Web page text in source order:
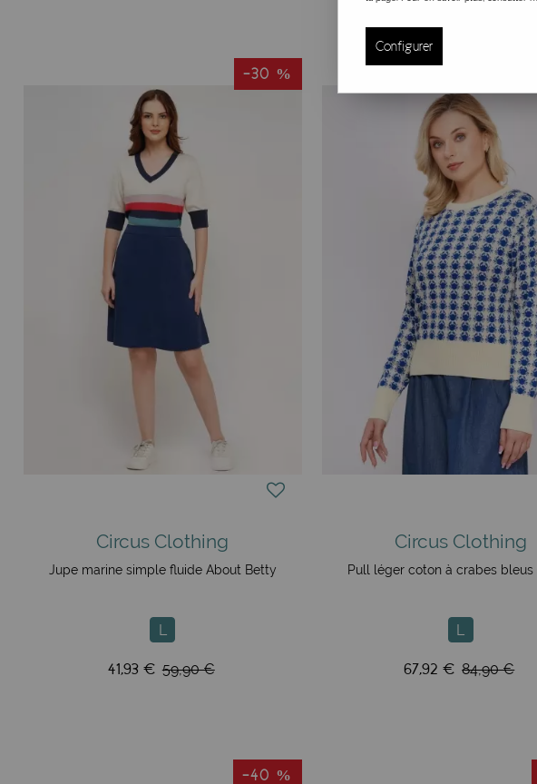
L'usine est spacieuse et moderne avec des conditions très confortables pour
Sedex et mode éthique, une organisation qui rassemble, vérifie et transmet
SEDEX est une organisation / une plateforme collaborative pour le partage
normes et de certifications des adhérents, pour que les achats des
certifications ou d'audits, mais il les facilite grandement en apportant des
Circus Clothing France, des vêtements femme style vintage coloré :
-30 %
Circus Clothing
Jupe marine simple fluide About Betty
L
41,93 € 59,90 €
Circus Clothing
Pull léger coton à crabes bleus
L
67,92 € 84,90 €
-40 %
Configurer